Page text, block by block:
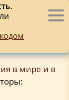
.
в мире и в